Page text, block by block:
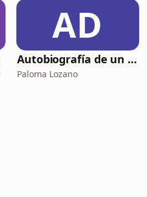
AD
Autobiografía de un Yogui con sitar
Paloma Lozano